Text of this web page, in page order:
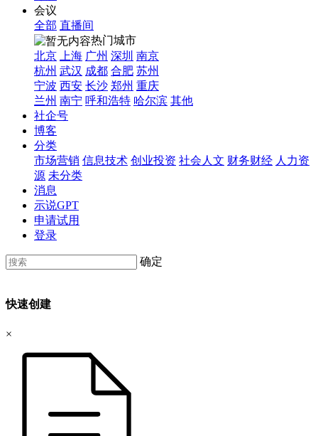
会议
全部 直播间
热门城市
北京
上海 广州 深圳 南京
杭州 武汉 成都 合肥 苏州
宁波 西安 长沙 郑州 重庆
兰州 南宁 呼和浩特 哈尔滨 其他
社企号
博客
分类
市场营销 信息技术 创业投资 社会人文 财务财经 人力资
源 未分类
消息
示说GPT
申请试用
登录
确定
快速创建
×